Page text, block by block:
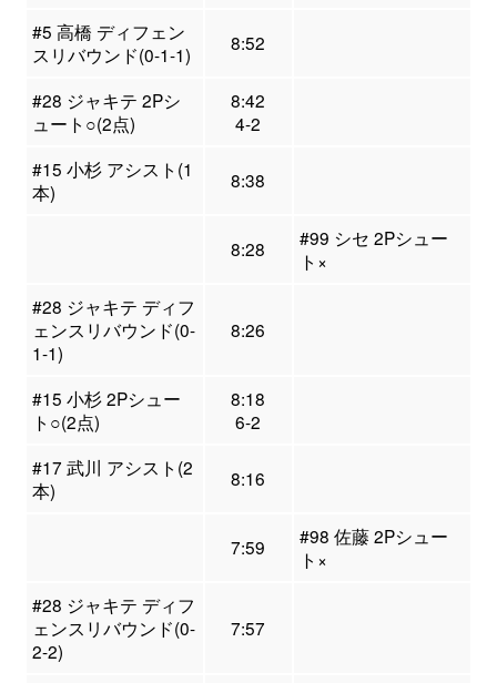
#5 高橋 ディフェン
スリバウンド(0-1-1)
8:52
#28 ジャキテ 2Pシ
ュート○(2点)
8:42
4-2
#15 小杉 アシスト(1
本)
8:38
8:28
#99 シセ 2Pシュー
ト×
#28 ジャキテ ディフ
ェンスリバウンド(0-
1-1)
8:26
#15 小杉 2Pシュー
ト○(2点)
8:18
6-2
#17 武川 アシスト(2
本)
8:16
7:59
#98 佐藤 2Pシュー
ト×
#28 ジャキテ ディフ
ェンスリバウンド(0-
2-2)
7:57